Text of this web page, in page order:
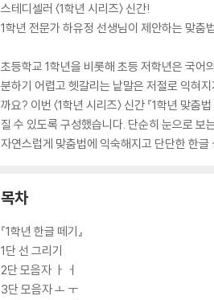
스테디셀러 〈1학년 시리즈〉 신간!
1학년 전문가 하유정 선생님이 제안하는 맞춤
초등학교 1학년을 비롯해 초등 저학년은 국어
분하기 어렵고 헷갈리는 낱말은 저절로 익혀
까요? 이번 〈1학년 시리즈〉 신간 『1학년 맞
질 수 있도록 구성했습니다. 단순히 눈으로
자연스럽게 맞춤법에 익숙해지고 단단한 한글
목차
『1학년 한글 떼기』
1단 선 그리기
2단 모음자 ㅏ ㅓ
3단 모음자 ㅗ ㅜ